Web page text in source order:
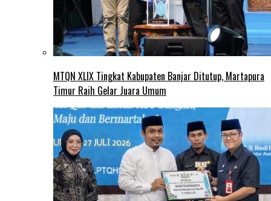
MTQN XLIX Tingkat Kabupaten Banjar Ditutup, Martapura
Timur Raih Gelar Juara Umum